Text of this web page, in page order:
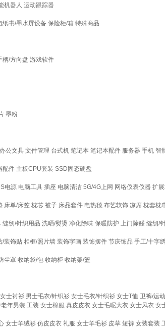
机器人 运动跟踪器
纸书/墨水屏设备 保险柜/箱 特殊商品
柄/方向盘 游戏软件
墨粉
办公文具 文件管理 台式机 笔记本 笔记本配件 服务器 手机 智
配件 主板CPU套装 SSD固态硬盘
电源 电脑工具 插座 电脑清洁 5G/4G上网 网络仪表仪器 扩
床单/床笠 枕芯 被子 床品套件 电热毯 布艺软饰 凉席 枕套枕
缝纫/针织用品 洗晒/熨烫 净化除味 保暖防护 上门除醛 缝纫/
/装饰贴 相框/照片墙 装饰字画 装饰摆件 节庆饰品 手工/十字
尘罩 收纳袋/包 收纳柜 收纳架/篮
女士衬衫 男士毛衣/针织衫 女士毛衣/针织衫 女士T恤 卫裤/运
年男装 工装 女士棉服 真皮皮衣 女士毛呢大衣 女士风衣 女
女士羊绒衫 仿皮皮衣 礼服 女士羊毛衫 皮草 短裤 女装套装